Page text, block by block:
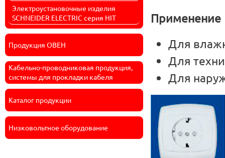
Электроустановочные изделия
SCHNEIDER ELECTRIC серия HIT
Продукция ОВЕН
Кабельно-проводниковая продукция,
системы для прокладки кабеля
Каталог продукции
Низковольтное оборудование
Применение
Для
Для
Для